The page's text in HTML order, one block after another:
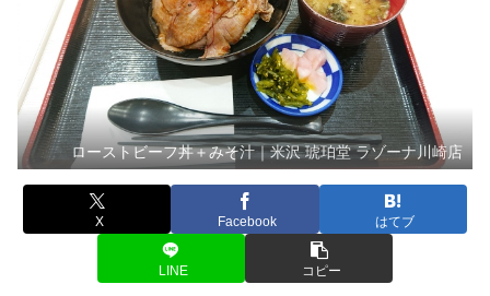
ローストビーフ丼＋みそ汁｜米沢 琥珀堂 ラゾーナ川崎店
X Facebook はてブ
LINE コピー